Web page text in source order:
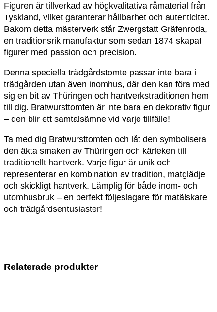
Figuren är tillverkad av högkvalitativa råmaterial från
Tyskland, vilket garanterar hållbarhet och autenticitet.
Bakom detta mästerverk står Zwergstatt Gräfenroda,
en traditionsrik manufaktur som sedan 1874 skapat
figurer med passion och precision.
Denna speciella trädgårdstomte passar inte bara i
trädgården utan även inomhus, där den kan föra med
sig en bit av Thüringen och hantverkstraditionen hem
till dig. Bratwursttomten är inte bara en dekorativ figur
– den blir ett samtalsämne vid varje tillfälle!
Ta med dig Bratwursttomten och låt den symbolisera
den äkta smaken av Thüringen och kärleken till
traditionellt hantverk. Varje figur är unik och
representerar en kombination av tradition, matglädje
och skickligt hantverk. Lämplig för både inom- och
utomhusbruk – en perfekt följeslagare för matälskare
och trädgårdsentusiaster!
Relaterade produkter